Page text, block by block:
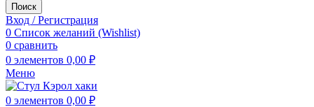
Поиск
Вход / Регистрация
0 Список желаний (Wishlist)
0 сравнить
0 элементов 0,00 ₽
Меню
0 элементов 0,00 ₽